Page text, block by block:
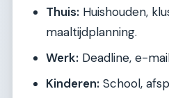
Thuis: Huishouden,
maaltijdplanning.
Werk: Deadline, e-
Kinderen: School,